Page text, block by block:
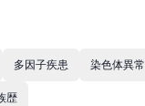
多因子疾患 染色体異常
歴